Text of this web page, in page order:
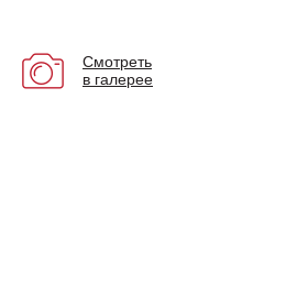
Смотреть
в галерее